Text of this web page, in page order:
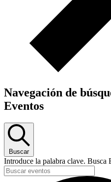
Navegación de
Eventos
Buscar
Introduce la palabra clave. Busca